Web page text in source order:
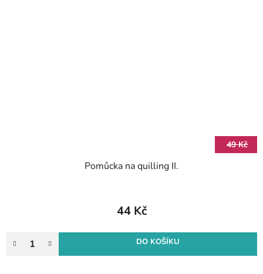
49 Kč
Pomůcka na quilling II.
44 Kč
DO KOŠÍKU